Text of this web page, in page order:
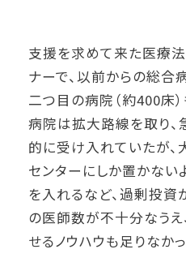
支援を求めて来た医療
ナーで、以前からの総合
二つ目の病院（約400床
病院は拡大路線を取り、
的に受け入れていたが
センターにしか置かな
を入れるなど、過剰投資
の医師数が不十分なう
せるノウハウも足りなかっ